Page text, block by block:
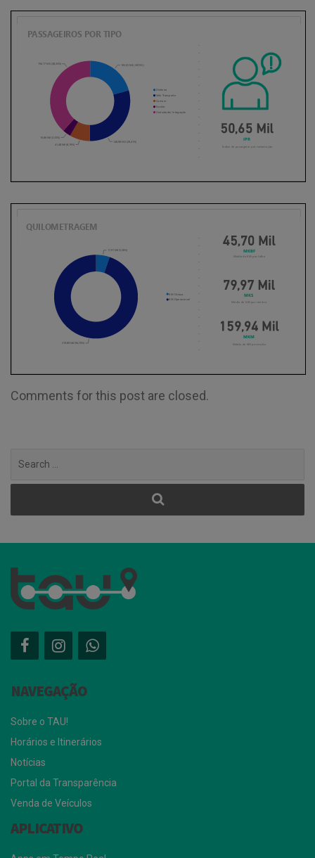
Comments for this post are closed.
for:
NAVEGAÇÃO
Sobre o TAU!
Horários e Itinerários
Notícias
Portal da Transparência
Venda de Veículos
APLICATIVO